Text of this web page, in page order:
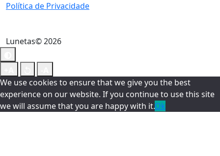
Política de Privacidade
Lunetas© 2026
We use cookies to ensure that we give you the best
experience on our website. If you continue to use this site
we will assume that you are happy with it.Ok